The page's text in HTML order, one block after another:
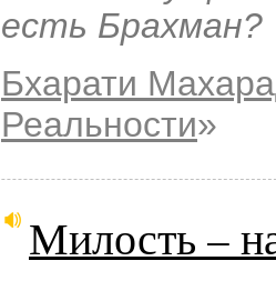
есть Брахман?
Бхарати
Реальности»
Милость –